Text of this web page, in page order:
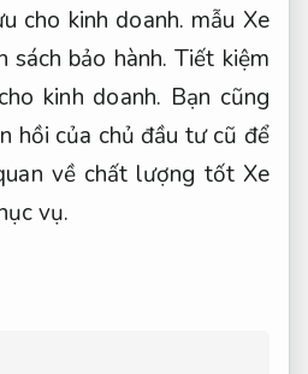
cho kinh doanh. mẫu Xe
sách bảo hành.Tiết kiệm
kinh doanh. Bạn cũng
hồi của chủ đầu tư cũ để
về chất lượng tốt Xe
vụ.